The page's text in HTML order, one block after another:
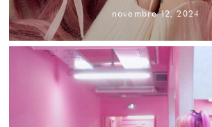
novembre 12, 2024